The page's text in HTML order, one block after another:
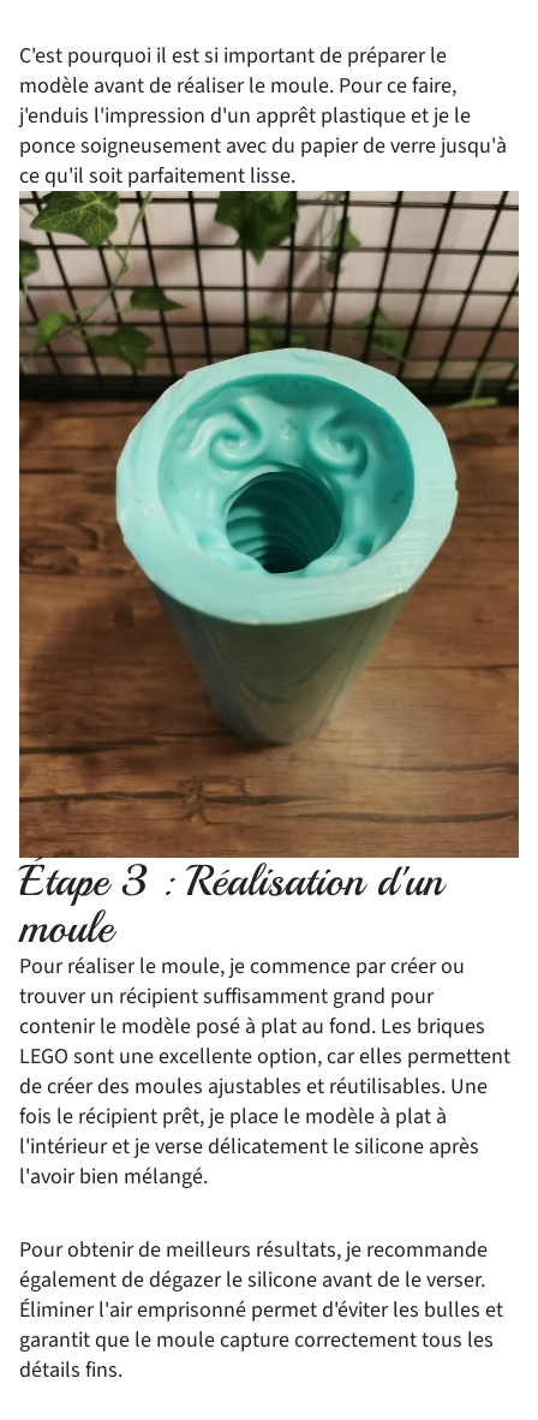
C'est pourquoi il est si important de préparer le
modèle avant de réaliser le moule. Pour ce faire,
j'enduis l'impression d'un apprêt plastique et je le
ponce soigneusement avec du papier de verre jusqu'à
ce qu'il soit parfaitement lisse.
Étape 3 : Réalisation d'un
moule
Pour réaliser le moule, je commence par créer ou
trouver un récipient suffisamment grand pour
contenir le modèle posé à plat au fond. Les briques
LEGO sont une excellente option, car elles permettent
de créer des moules ajustables et réutilisables. Une
fois le récipient prêt, je place le modèle à plat à
l'intérieur et je verse délicatement le silicone après
l'avoir bien mélangé.
Pour obtenir de meilleurs résultats, je recommande
également de dégazer le silicone avant de le verser.
Éliminer l'air emprisonné permet d'éviter les bulles et
garantit que le moule capture correctement tous les
détails fins.